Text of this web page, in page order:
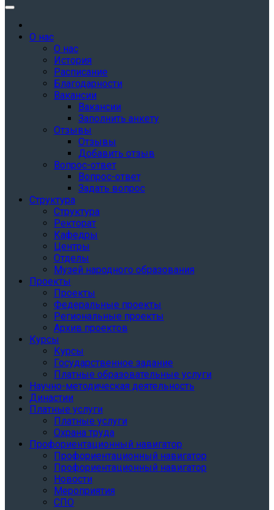
О нас
О нас
История
Расписание
Благодарности
Вакансии
Вакансии
Заполнить анкету
Отзывы
Отзывы
Добавить отзыв
Вопрос-ответ
Вопрос-ответ
Задать вопрос
Структура
Структура
Ректорат
Кафедры
Центры
Отделы
Музей народного образования
Проекты
Проекты
Федеральные проекты
Региональные проекты
Архив проектов
Курсы
Курсы
Государственное задание
Платные образовательные услуги
Научно-методическая деятельность
Династии
Платные услуги
Платные услуги
Охрана труда
Профориентационный навигатор
Профориентационный навигатор
Профориентационный навигатор
Новости
Мероприятия
СПО